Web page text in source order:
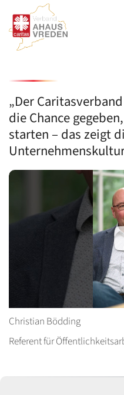
ZUM INHALT SPRINGEN
„Der
die Chance
starten – das zeigt
Christian Bödding
Referent für